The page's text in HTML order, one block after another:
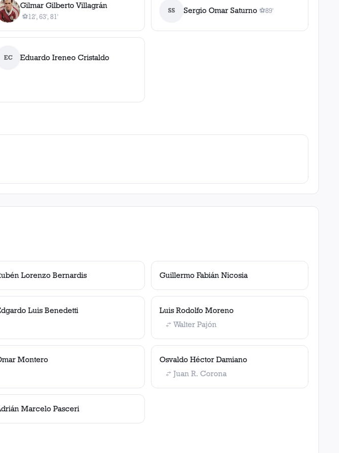
Gilmar Gilberto Villagrán
⚽
3gol es, 12', 63', 81'
12', 63', 81'
SS Sergio Omar Saturno ⚽
1gol
89'
EC Eduardo Ireneo Cristaldo
Lorenzo Bernardis Guillermo Fabián Nicosia
Luis Benedetti
Luis Rodolfo Moreno
Walter Pajón
Montero
Osvaldo Héctor Damiano
Juan R. Corona
Marcelo Pasceri